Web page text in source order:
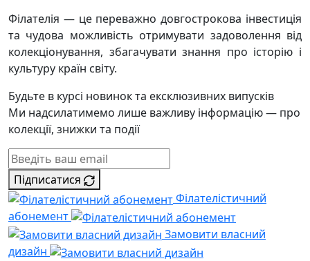
Філателія — це переважно довгострокова інвестиція
та чудова можливість отримувати задоволення від
колекціонування, збагачувати знання про історію і
культуру країн світу.
Будьте в курсі новинок та ексклюзивних випусків
Ми надсилатимемо лише важливу інформацію — про
колекції, знижки та події
Підписатися
Філателістичний
абонемент
Замовити власний
дизайн